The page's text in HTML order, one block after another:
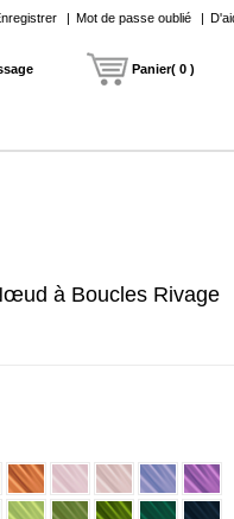
| Mot de passe oublié |
Panier( 0 )
à Boucles Rivage